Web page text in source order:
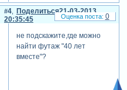
Поделиться
4
21-03-2013
20:35:45
не подскажите,где можно
найти футаж "40 лет
вместе"?
0